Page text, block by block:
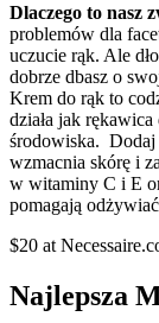
Dlaczego to nasz
problemów dla
uczucie rąk. Ale
dobrze dbasz o
Krem do rąk to
działa jak
środowiska. Dodaj
wzmacnia skórę i
w witaminy C i E
pomagają
$20 at
Najlepsza